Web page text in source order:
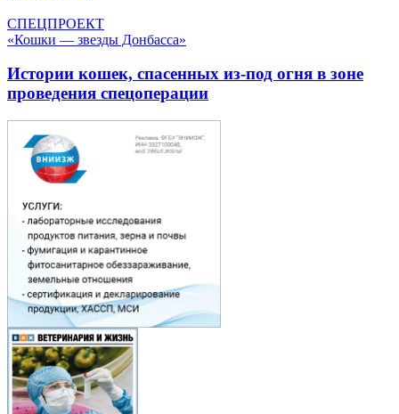
СПЕЦПРОЕКТ
«Кошки — звезды Донбасса»
Истории кошек, спасенных из-под огня в зоне
проведения спецоперации